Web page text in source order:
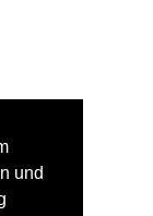
und